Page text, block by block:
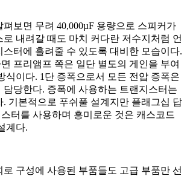
보면 무려 40,000µF 용량으로 스피커가
내려갈 때도 마치 커다란 저수지처럼 언
터에 흘려줄 수 있도록 대비한 모습이다.
프리앰프 쪽은 일단 별도의 게인을 부여
식이다. 1단 증폭으로서 모든 전압 증폭은
담당한다. 증폭에 사용하는 트랜지스터는
기본적으로 푸쉬풀 설계지만 플래그십 답
터를 사용하며 흥미로운 것은 캐스코드
계다.
구성에 사용된 부품들도 고급 부품만 선